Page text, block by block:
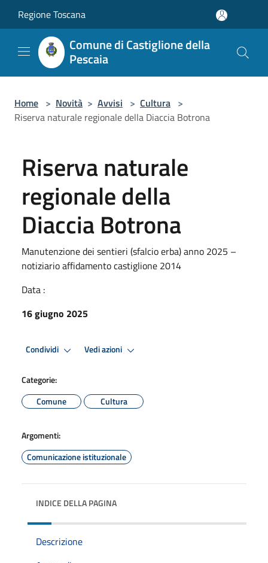
Regione Toscana
Comune di Castiglione della
Pescaia
Home > Novità > Avvisi > Cultura >
Riserva naturale regionale della Diaccia Botrona
Riserva naturale
regionale della
Diaccia Botrona
Manutenzione dei sentieri (sfalcio erba) anno 2025 –
notiziario affidamento castiglione 2014
Data :
16 giugno 2025
Condividi Vedi azioni
Categorie:
Comune
Cultura
Argomenti:
Comunicazione istituzionale
INDICE DELLA PAGINA
Descrizione